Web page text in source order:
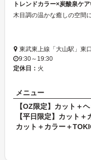
トレンドカラー×炭酸泉ケ
東武東上線「大山駅」東
9:30～19:30
定休日： 火
メニュー
カット＋カラー＋